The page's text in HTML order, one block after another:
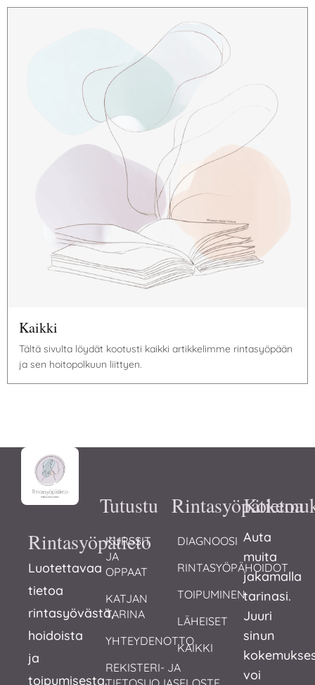
Kaikki
Tältä sivulta löydät kootusti kaikki artikkelimme rintasyöpään
ja sen hoitopolkuun liittyen.
Rintasyöpätieto
Luotettavaa
tietoa
rintasyövästä,
hoidoista
ja
toipumisesta.
Tutustu
KURSSIT
JA
OPPAAT
KATJAN
TARINA
YHTEYDENOTTO
REKISTERI- JA
Rintasyöpätietoa
DIAGNOOSI
RINTASYÖPÄHOIDOT
TOIPUMINEN
LÄHEISET
KAIKKI
Auta
muita
jakamalla
tarinasi.
Juuri
sinun
voi